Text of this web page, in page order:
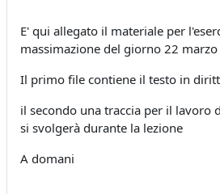
E' qui allegato il materiale per
massimazione del giorno 22
Il primo file contiene il testo in
il secondo una traccia per il lavoro
si svolgerà durante la lezione
A domani